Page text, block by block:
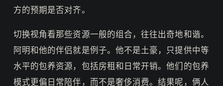
方的预期是否对齐。
切换视角看那些资源一般的组合，往往出奇地和谐。
阿明和他的伴侣就是例子。他不是土豪，只提供中等
水平的包养资源，包括房租和日常开销。他们的包养
模式更偏日常陪伴，而不是奢侈消费。结果呢，俩人